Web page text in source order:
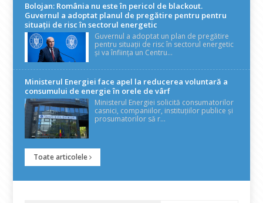
Bolojan: România nu este în pericol de blackout.
Guvernul a adoptat planul de pregătire pentru pentru
situații de risc în sectorul energetic
Guvernul a adoptat un plan de pregătire
pentru situații de risc în sectorul energetic
și va înființa un Centru...
Ministerul Energiei face apel la reducerea voluntară a
consumului de energie în orele de vârf
Ministerul Energiei solicită consumatorilor
casnici, companiilor, instituțiilor publice și
prosumatorilor să r...
Toate articolele